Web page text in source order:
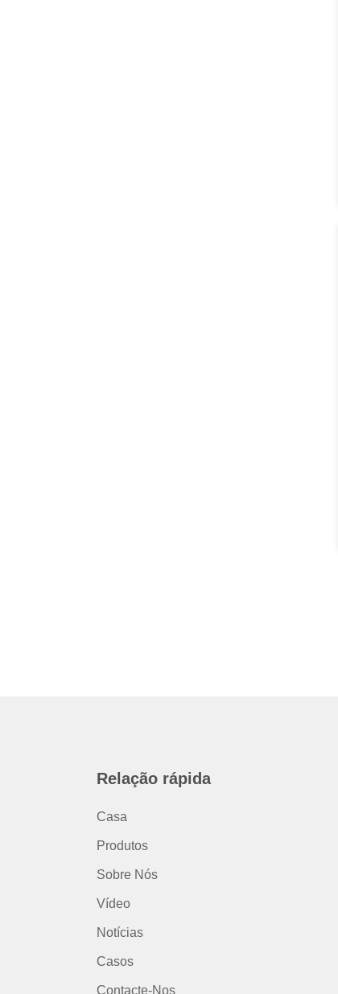
Relação rápida
Casa
Produtos
Sobre Nós
Vídeo
Notícias
Casos
Contacte-Nos